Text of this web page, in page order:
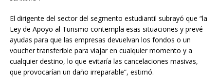
El dirigente del sector del segmento estudiantil subrayó que “la
Ley de Apoyo al Turismo contempla esas situaciones y prevé
ayudas para que las empresas devuelvan los fondos o un
voucher transferible para viajar en cualquier momento y a
cualquier destino, lo que evitaría las cancelaciones masivas,
que provocarían un daño irreparable”, estimó.